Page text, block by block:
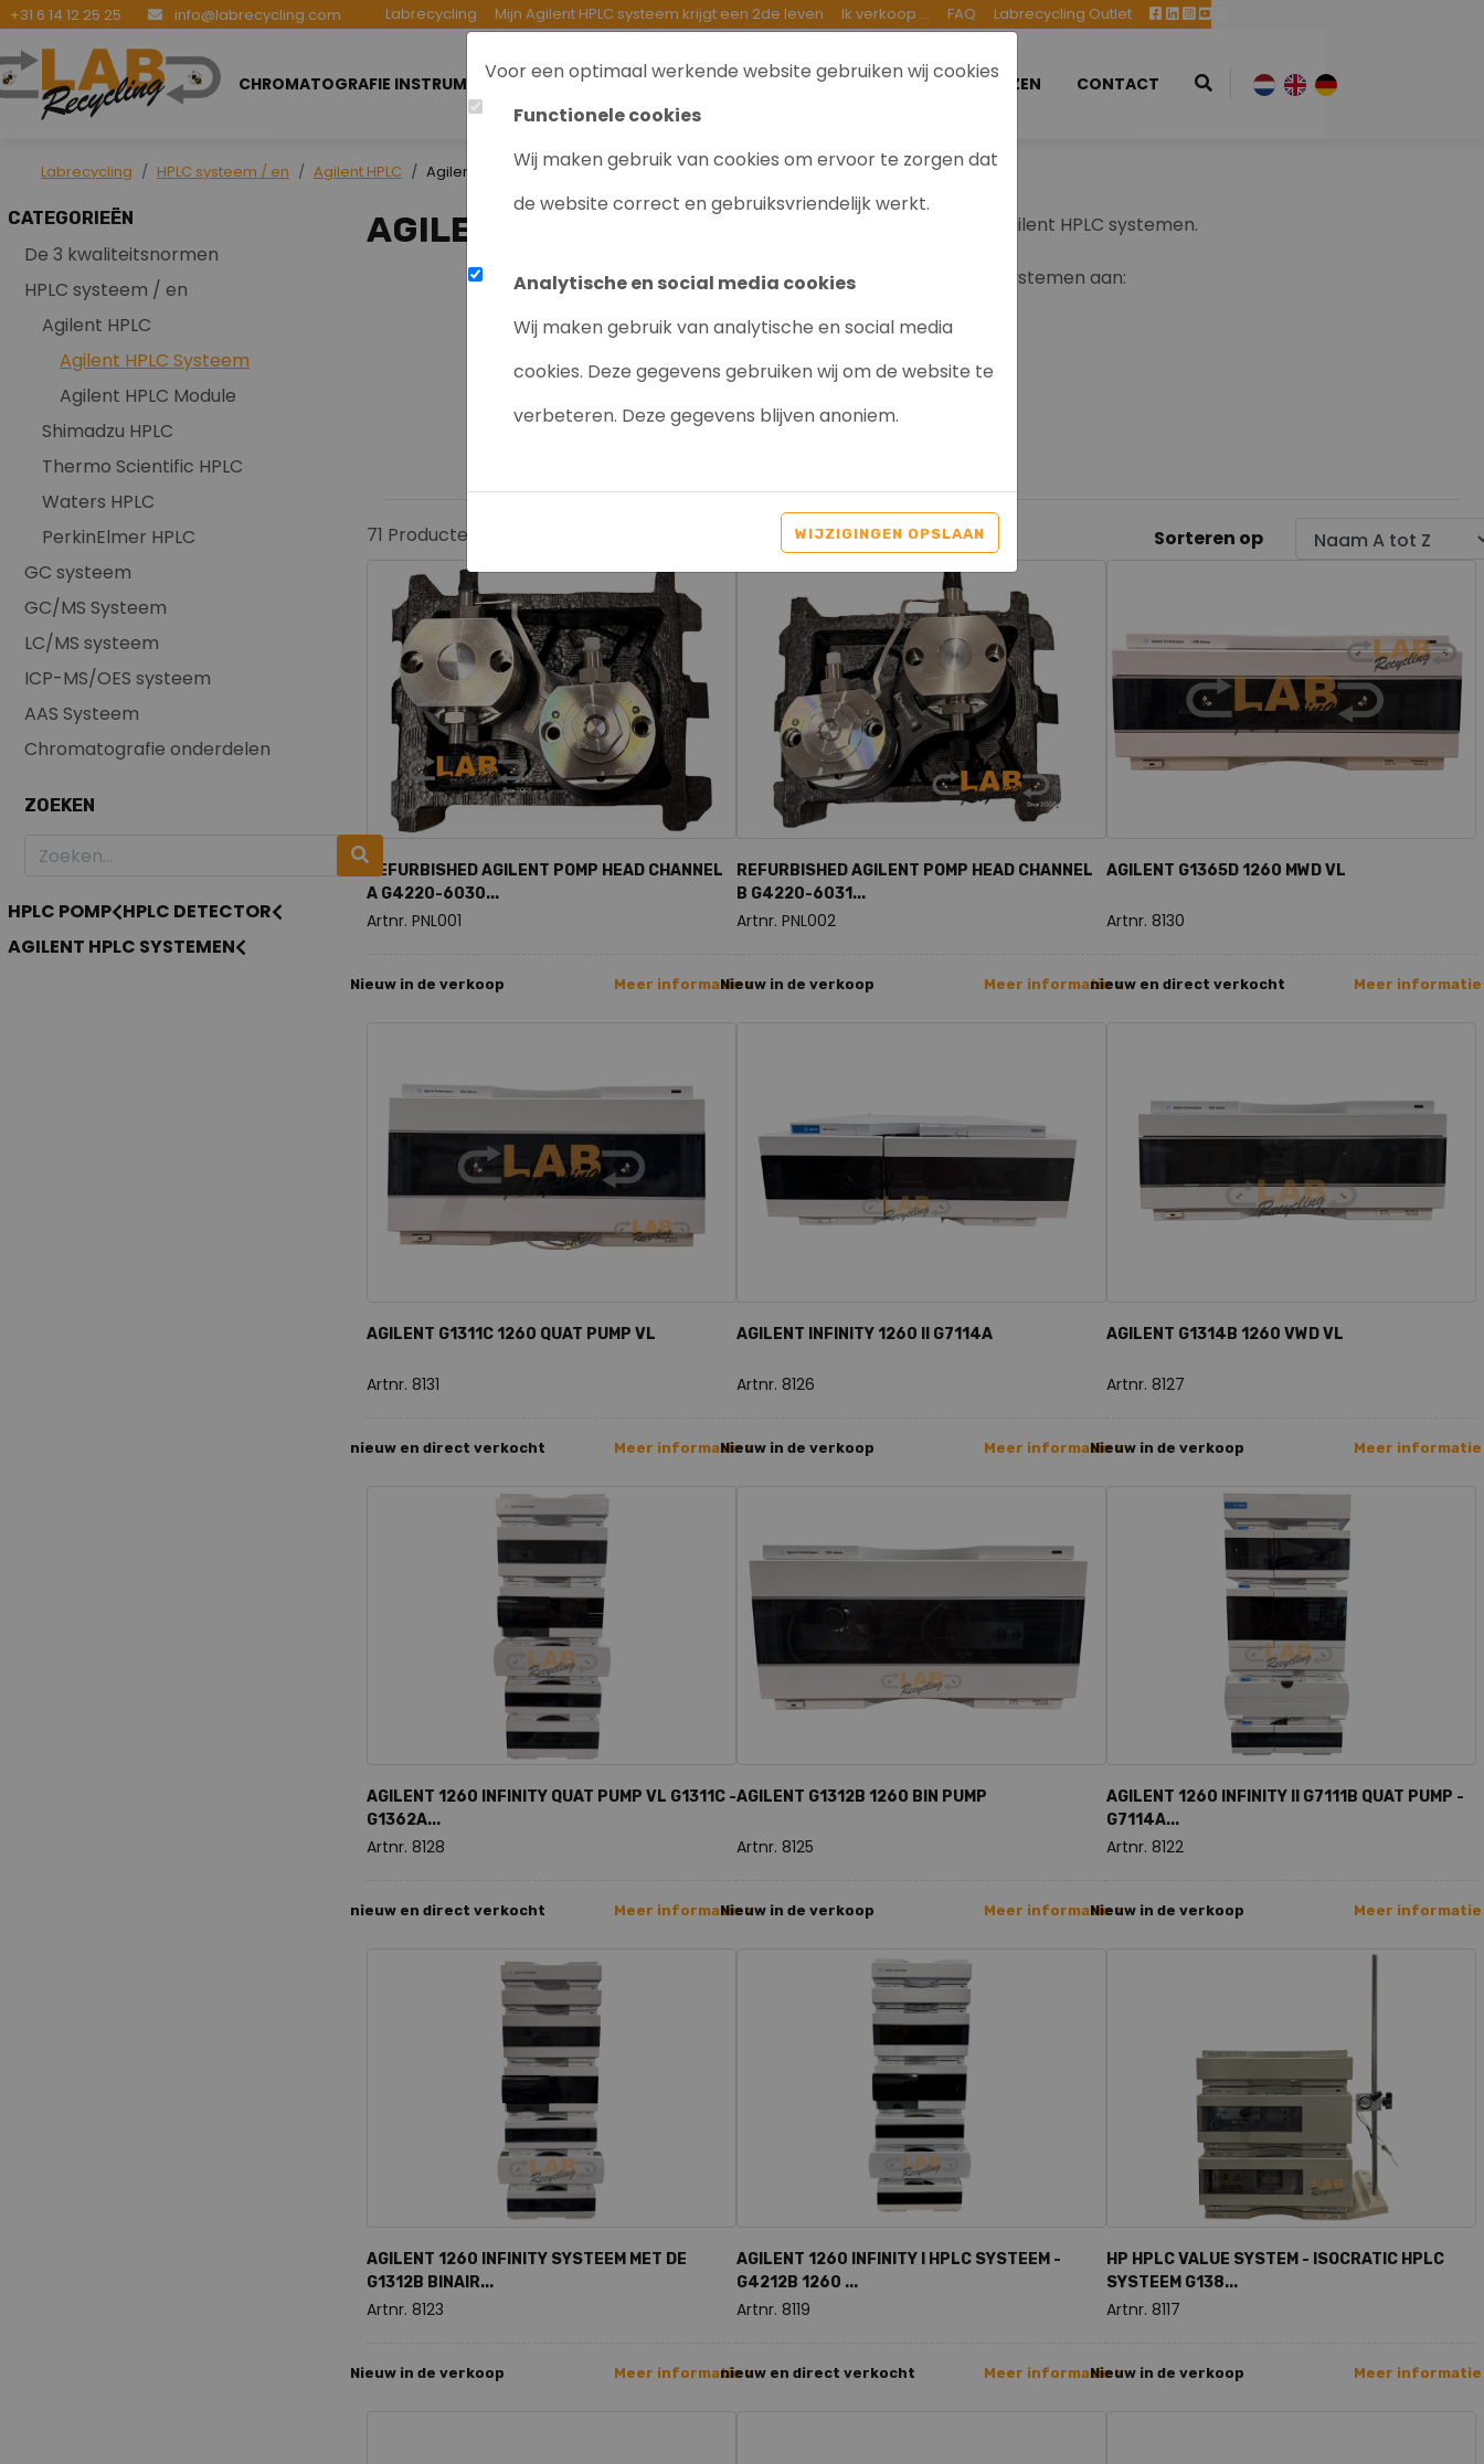
Voor een optimaal werkende website gebruiken wij cookies
Functionele cookies
Wij maken gebruik van cookies om ervoor te zorgen dat
de website correct en gebruiksvriendelijk werkt.
Analytische en social media cookies
Wij maken gebruik van analytische en social media
cookies. Deze gegevens gebruiken wij om de website te
verbeteren. Deze gegevens blijven anoniem.
WIJZIGINGEN OPSLAAN
+31 6 14 12 25 25 info@labrecycling.com Labrecycling Mijn Agilent HPLC systeem krijgt een 2de leven Ik verkoop ... FAQ Labrecycling Outlet
CHROMATOGRAFIE INSTRUMENTEN INKOOP GOEDE DOELEN OVER ONS BEURZEN CONTACT
Labrecycling HPLC systeem / en Agilent HPLC Agilent HPLC Systeem
AGILENT HPLC SYSTEEM Op deze pagina vind je Agilent HPLC systemen.
Wij bieden de volgende systemen aan:
Agilent 1100
Agilent 1200
71 Producten gevonden Sorteren op
REFURBISHED AGILENT POMP HEAD CHANNEL
A G4220-6030...
Artnr. PNL001
Nieuw in de verkoop Meer informatie >
REFURBISHED AGILENT POMP HEAD CHANNEL
B G4220-6031...
Artnr. PNL002
Nieuw in de verkoop Meer informatie >
AGILENT G1365D 1260 MWD VL
Artnr. 8130
nieuw en direct verkocht Meer informatie
AGILENT G1311C 1260 QUAT PUMP VL
Artnr. 8131
nieuw en direct verkocht Meer informatie >
AGILENT INFINITY 1260 II G7114A
Artnr. 8126
Nieuw in de verkoop Meer informatie >
AGILENT G1314B 1260 VWD VL
Artnr. 8127
Nieuw in de verkoop Meer informatie
AGILENT 1260 INFINITY QUAT PUMP VL G1311C -
G1362A...
Artnr. 8128
nieuw en direct verkocht Meer informatie >
AGILENT G1312B 1260 BIN PUMP
Artnr. 8125
Nieuw in de verkoop Meer informatie >
AGILENT 1260 INFINITY II G7111B QUAT PUMP -
G7114A...
Artnr. 8122
Nieuw in de verkoop Meer informatie
AGILENT 1260 INFINITY SYSTEEM MET DE
G1312B BINAIR...
Artnr. 8123
Nieuw in de verkoop Meer informatie >
AGILENT 1260 INFINITY I HPLC SYSTEEM -
G4212B 1260 ...
Artnr. 8119
nieuw en direct verkocht Meer informatie >
HP HPLC VALUE SYSTEM - ISOCRATIC HPLC
SYSTEEM G138...
Artnr. 8117
Nieuw in de verkoop Meer informatie
CATEGORIEËN
De 3 kwaliteitsnormen
HPLC systeem / en
Agilent HPLC
Agilent HPLC Systeem
Agilent HPLC Module
Shimadzu HPLC
Thermo Scientific HPLC
Waters HPLC
PerkinElmer HPLC
GC systeem
GC/MS Systeem
LC/MS systeem
ICP-MS/OES systeem
AAS Systeem
Chromatografie onderdelen
ZOEKEN
HPLC POMP HPLC DETECTOR
AGILENT HPLC SYSTEMEN